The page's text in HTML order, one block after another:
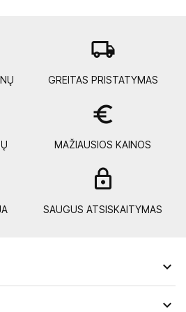
local_shipping
GREITAS PRISTATYMAS
euro_symbol
MAŽIAUSIOS KAINOS
SAUGUS ATSISKAITYMAS

